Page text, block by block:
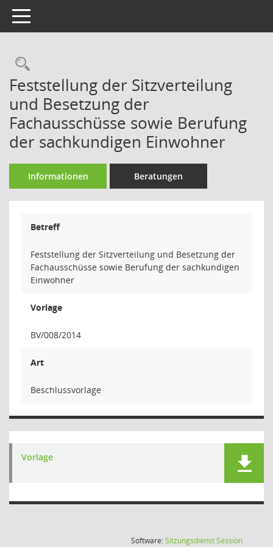
Toggle navigation
Rechercheauswahl
Feststellung der Sitzverteilung
und Besetzung der
Fachausschüsse sowie Berufung
der sachkundigen Einwohner
Informationen Beratungen
Betreff
Feststellung der Sitzverteilung und Besetzung der
Fachausschüsse sowie Berufung der sachkundigen
Einwohner
Vorlage
BV/008/2014
Art
Beschlussvorlage
Vorlage
Software:SitzungsdienstSession(Wird in